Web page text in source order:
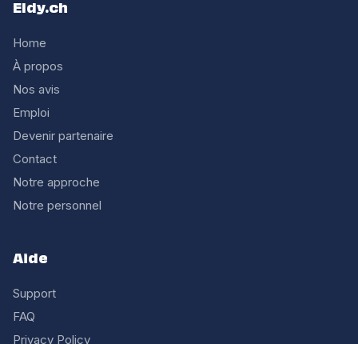
Eldy.ch
Home
À propos
Nos avis
Emploi
Devenir partenaire
Contact
Notre approche
Notre personnel
Aide
Support
FAQ
Privacy Policy